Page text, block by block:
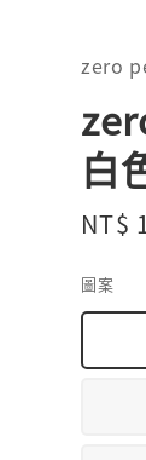
zero
白
NT$
圖案